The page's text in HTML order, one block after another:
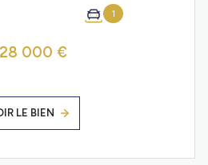
1
000 €
LE BIEN